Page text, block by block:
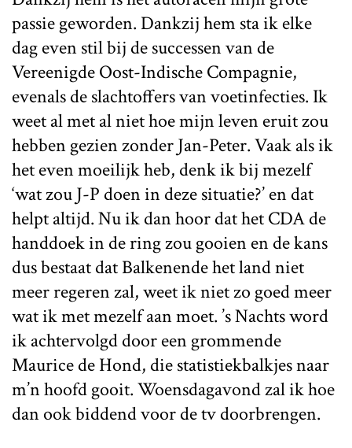
passie geworden. Dankzij hem sta ik elke
dag even stil bij de successen van de
Vereenigde Oost-Indische Compagnie,
evenals de slachtoffers van voetinfecties. Ik
weet al met al niet hoe mijn leven eruit zou
hebben gezien zonder Jan-Peter. Vaak als ik
het even moeilijk heb, denk ik bij mezelf
‘wat zou J-P doen in deze situatie?’ en dat
helpt altijd. Nu ik dan hoor dat het CDA de
handdoek in de ring zou gooien en de kans
dus bestaat dat Balkenende het land niet
meer regeren zal, weet ik niet zo goed meer
wat ik met mezelf aan moet. ’s Nachts word
ik achtervolgd door een grommende
Maurice de Hond, die statistiekbalkjes naar
m’n hoofd gooit. Woensdagavond zal ik hoe
dan ook biddend voor de tv doorbrengen.